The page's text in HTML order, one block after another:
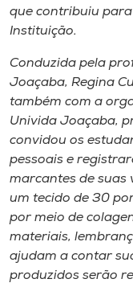
Editora
Rádio
Museu
Unoesc
Store
Selecione
o idioma
que contribuiu
Instituição.
Conduzida pela
Joaçaba, Regina
também com a
Univida Joaçaba,
convidou os
pessoais e
marcantes de suas
um tecido de 30
por meio de
materiais,
ajudam a contar
produzidos serão